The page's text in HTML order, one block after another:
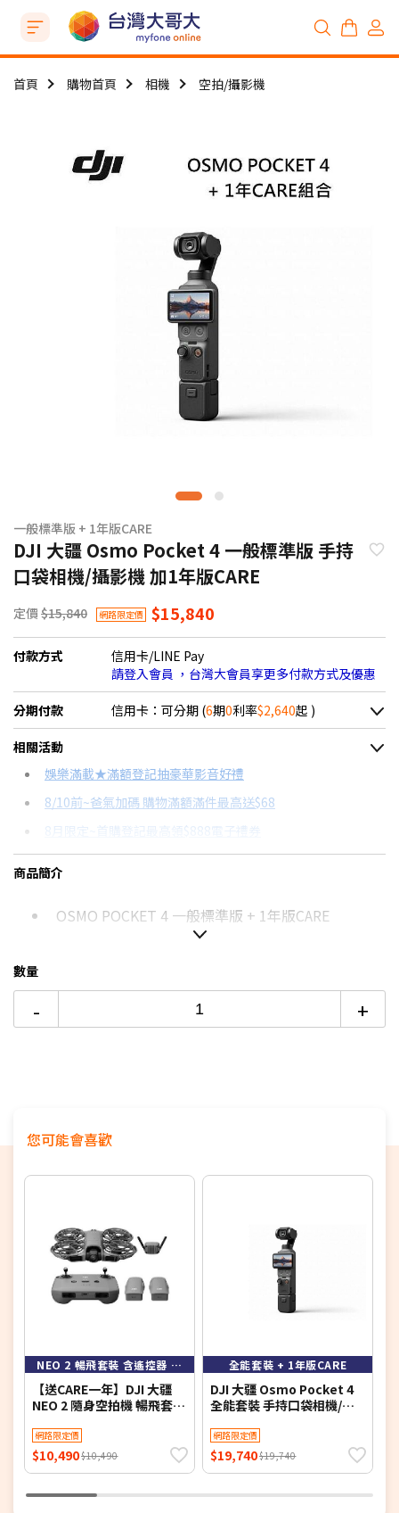
首頁 購物首頁 相機 空拍/攝影機
一般標準版 + 1年版CARE
DJI 大疆 Osmo Pocket 4 一般標準版 手持
口袋相機/攝影機 加1年版CARE
定價 $15,840 網路限定價 $15,840
付款方式
信用卡/LINE Pay
請登入會員 ，台灣大會員享更多付款方式及優惠
分期付款 信用卡：可分期 (6期0利率$2,640起 )
＊實際可分期數、適用利率，請以購物車顯示為主
信用卡分期
分期數
6期 0利率
12期
每期金額
$1,412
配合銀行/業者
18家銀行/業者
相關活動
娛樂滿載★滿額登記抽豪華影音好禮
8/10前~爸氣加碼 購物滿額滿件最高送$68
8月限定~首購登記最高領$888電子禮券
台灣大哥大Open Possible聯名卡滿額最高回饋25%
運動攝影機如何挑選？→點我看達人教你買
商品簡介
OSMO POCKET 4 一般標準版 + 1年版CARE
數量
- +
您可能會喜歡
NEO 2 暢飛套裝 含遙控器 送CARE一年 到8/31
【送CARE一年】DJI 大疆
NEO 2 隨身空拍機 暢飛套裝
網路限定價
$10,490$10,490
全能套裝 + 1年版CARE
DJI 大疆 Osmo Pocket 4
全能套裝 手持口袋相機/攝
網路限定價
$19,740$19,740